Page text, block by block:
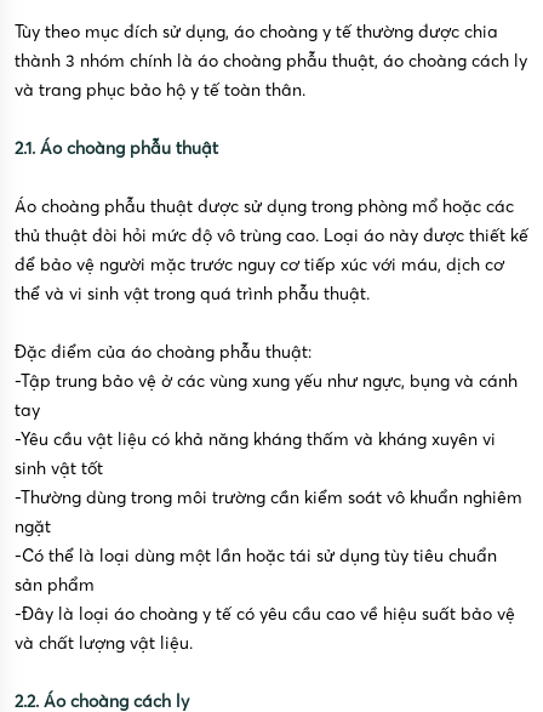
Tùy theo mục đích sử dụng, áo choàng y tế thường được chia
thành 3 nhóm chính là áo choàng phẫu thuật, áo choàng cách ly
và trang phục bảo hộ y tế toàn thân.
2.1. Áo choàng phẫu thuật
Áo choàng phẫu thuật được sử dụng trong phòng mổ hoặc các
thủ thuật đòi hỏi mức độ vô trùng cao. Loại áo này được thiết kế
để bảo vệ người mặc trước nguy cơ tiếp xúc với máu, dịch cơ
thể và vi sinh vật trong quá trình phẫu thuật.
Đặc điểm của áo choàng phẫu thuật:
-Tập trung bảo vệ ở các vùng xung yếu như ngực, bụng và cánh
tay
-Yêu cầu vật liệu có khả năng kháng thấm và kháng xuyên vi
sinh vật tốt
-Thường dùng trong môi trường cần kiểm soát vô khuẩn nghiêm
ngặt
-Có thể là loại dùng một lần hoặc tái sử dụng tùy tiêu chuẩn
sản phẩm
-Đây là loại áo choàng y tế có yêu cầu cao về hiệu suất bảo vệ
và chất lượng vật liệu.
2.2. Áo choàng cách ly